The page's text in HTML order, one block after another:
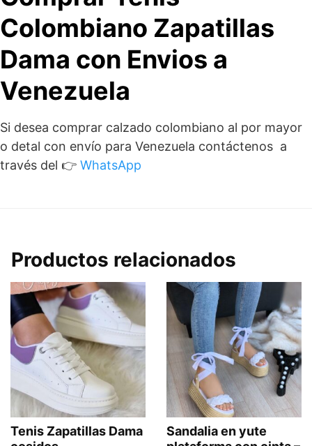
Colombiano Zapatillas
Dama con Envios a
Venezuela
Si desea comprar calzado colombiano al por mayor
o detal con envío para Venezuela contáctenos a
través del 👉 WhatsApp
Productos relacionados
Tenis Zapatillas Dama
Sandalia en yute